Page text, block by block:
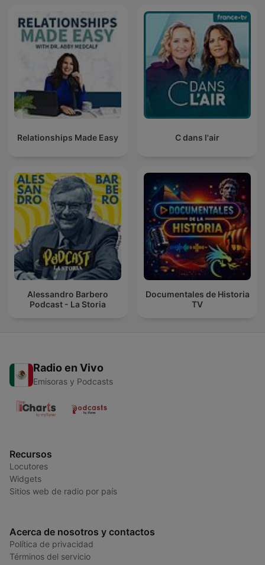
Relationships Made Easy C dans l'air
Alessandro Barbero
Podcast - La Storia
Documentales de Historia
TV
Radio en Vivo
Emisoras y Podcasts
Recursos
Locutores
Widgets
Sitios web de radio por país
Acerca de nosotros y contactos
Política de privacidad
Términos del servicio